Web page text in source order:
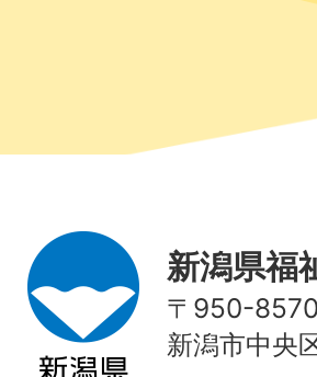
新潟県福
〒950-8570
新潟市中央